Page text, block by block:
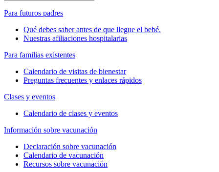
Para futuros padres
Qué debes saber antes de que llegue el bebé.
Nuestras afiliaciones hospitalarias
Para familias existentes
Calendario de visitas de bienestar
Preguntas frecuentes y enlaces rápidos
Clases y eventos
Calendario de clases y eventos
Información sobre vacunación
Declaración sobre vacunación
Calendario de vacunación
Recursos sobre vacunación